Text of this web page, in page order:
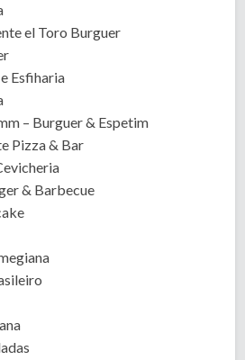
el Toro Burguer
Esfiharia
– Burguer & Espetim
Pizza & Bar
& Barbecue